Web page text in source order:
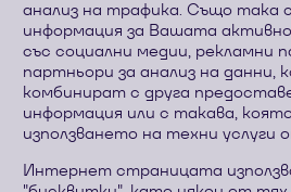
анализ на трафика. Също така
информация за Вашата
със социални медии, рекламни
партньори за анализ на данни,
комбинират с друга
информация или с такава,
използването на техни
Интернет страницата